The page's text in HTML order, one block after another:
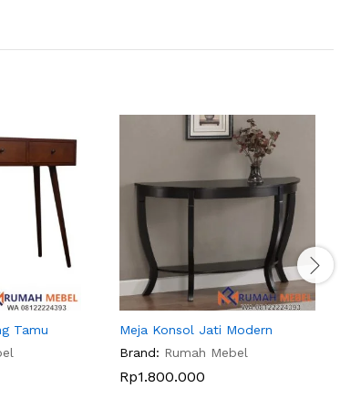
Tamu
Meja Konsol Jati Modern
Brand: Rumah Mebel
Rp1.800.000